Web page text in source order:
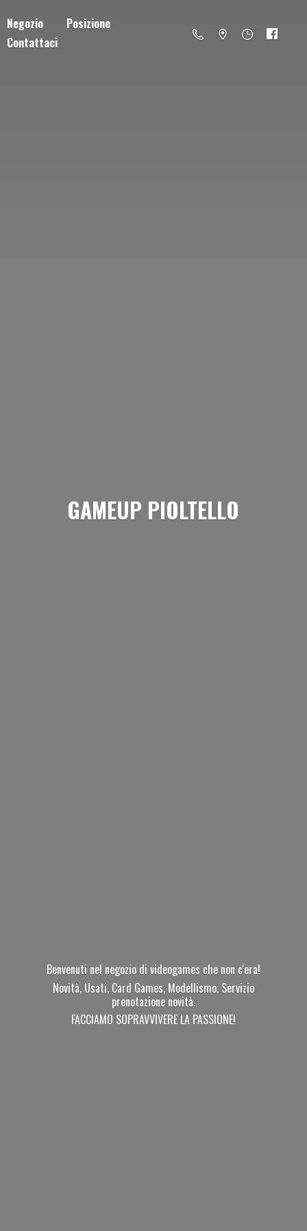
Negozio
Posizione
Contattaci
GAMEUP PIOLTELLO
Benvenuti nel negozio di videogames che non c'era!
Novità, Usati, Card Games, Modellismo. Servizio
prenotazione novità.
FACCIAMO SOPRAVVIVERE LA PASSIONE!